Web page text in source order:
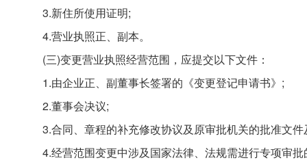
3.新住所使用证明;
4.营业执照正、副本。
(三)变更营业执照经营范围，应提交以下文件：
1.由企业正、副董事长签署的《变更登记申请书》;
2.董事会决议;
3.合同、章程的补充修改协议及原审批机关的批准文
4.经营范围变更中涉及国家法律、法规需进行专项审